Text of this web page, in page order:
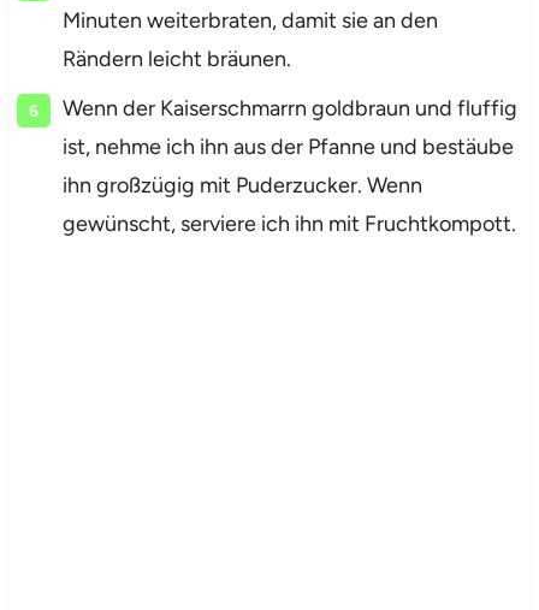
Minuten weiterbraten, damit sie an den
Rändern leicht bräunen.
Wenn der Kaiserschmarrn goldbraun und fluffig
ist, nehme ich ihn aus der Pfanne und bestäube
ihn großzügig mit Puderzucker. Wenn
gewünscht, serviere ich ihn mit Fruchtkompott.